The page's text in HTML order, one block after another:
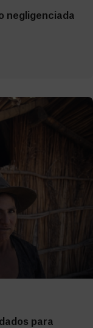
negligenciada
para